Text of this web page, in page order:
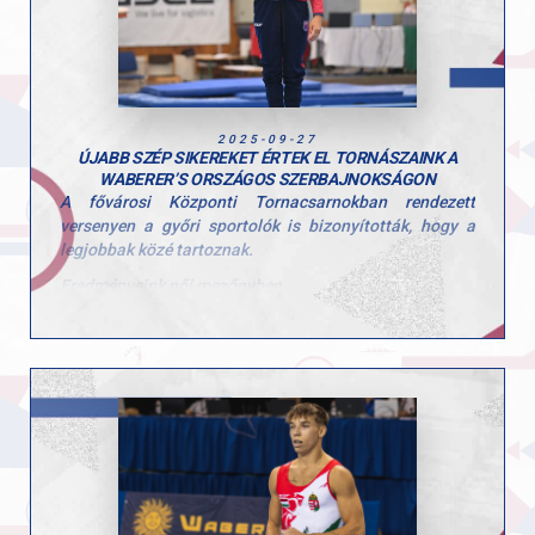
Hajrá GYAC!
2025-09-27
ÚJABB SZÉP SIKEREKET ÉRTEK EL TORNÁSZAINK A
WABERER’S ORSZÁGOS SZERBAJNOKSÁGON
A fővárosi Központi Tornacsarnokban rendezett
versenyen a győri sportolók is bizonyították, hogy a
legjobbak közé tartoznak.
Eredményeink női mezőnyben
• Péter Sára ugrásban ezüstérmet szerzett (13.150)
Eredményeink férfi mezőnyben
• Ugrás: Molnár Botond ezüst (13.550), Tomcsányi
Benedek bronz (12.850)
• Lólengés: Mészáros Krisztofer arany (14.150),
Tomcsányi Benedek bronz (13.000)